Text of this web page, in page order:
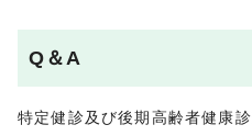
Q＆A
特定健診及び後期高齢者健康